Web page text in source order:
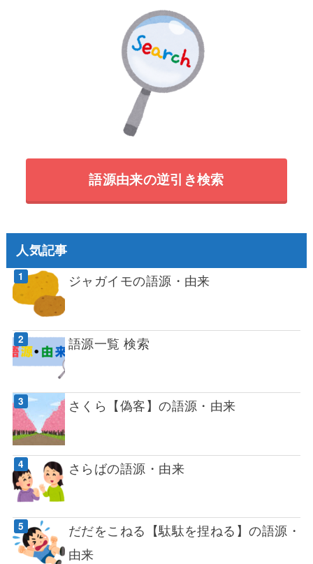
語源由来の逆引き検索
人気記事
ジャガイモの語源・由来
語源一覧 検索
さくら【偽客】の語源・由来
さらばの語源・由来
だだをこねる【駄駄を捏ねる】の語源・
由来